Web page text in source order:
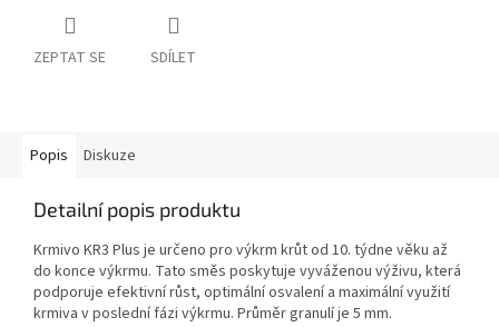
ZEPTAT SE SDÍLET
Popis Diskuze
Detailní popis produktu
Krmivo KR3 Plus je určeno pro výkrm krůt od 10. týdne věku až
do konce výkrmu. Tato směs poskytuje vyváženou výživu, která
podporuje efektivní růst, optimální osvalení a maximální využití
krmiva v poslední fázi výkrmu. Průměr granulí je 5 mm.